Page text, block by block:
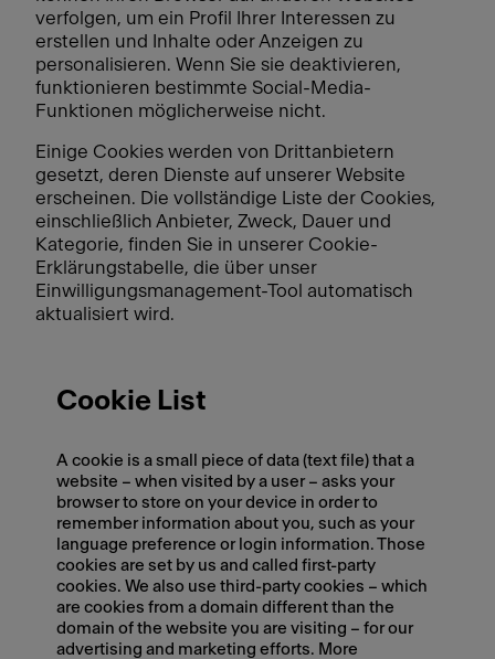
verfolgen, um ein Profil Ihrer Interessen zu
erstellen und Inhalte oder Anzeigen zu
personalisieren. Wenn Sie sie deaktivieren,
funktionieren bestimmte Social-Media-
Funktionen möglicherweise nicht.
Einige Cookies werden von Drittanbietern
gesetzt, deren Dienste auf unserer Website
erscheinen. Die vollständige Liste der Cookies,
einschließlich Anbieter, Zweck, Dauer und
Kategorie, finden Sie in unserer Cookie-
Erklärungstabelle, die über unser
Einwilligungsmanagement-Tool automatisch
aktualisiert wird.
Cookie List
A cookie is a small piece of data (text file) that a
website – when visited by a user – asks your
browser to store on your device in order to
remember information about you, such as your
language preference or login information. Those
cookies are set by us and called first-party
cookies. We also use third-party cookies – which
are cookies from a domain different than the
domain of the website you are visiting – for our
advertising and marketing efforts. More